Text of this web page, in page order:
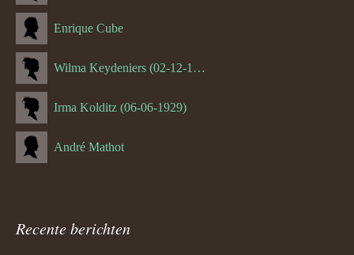
Enrique Cube
Wilma Keydeniers (02-12-1953)
Irma Kolditz (06-06-1929)
André Mathot
Recente berichten